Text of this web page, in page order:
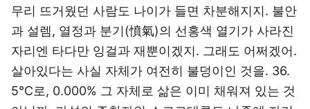
무리 뜨거웠던 사람도 나이가 들면 차분해지지. 불안
과 설렘, 열정과 분기(憤氣)의 선홍색 열기가 사라진
자리엔 타다만 잉걸과 재뿐이겠지. 그래도 어쩌겠어.
살아있다는 사실 자체가 여전히 불덩이인 것을. 36.
5℃로, 0.000% 그 자체로 삶은 이미 채워져 있는 것